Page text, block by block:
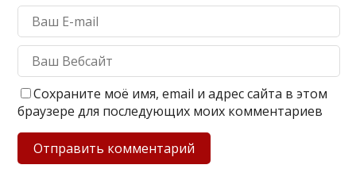
Сохраните моё имя, email и адрес сайта в этом
браузере для последующих моих комментариев